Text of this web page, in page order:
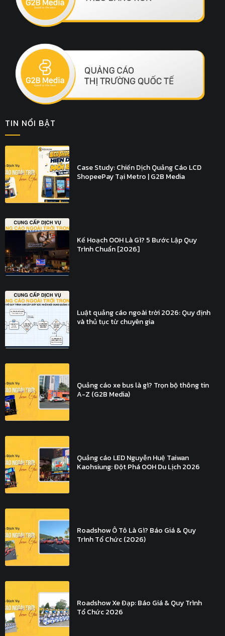
TIN NỔI BẬT
Case Study: Chiến Dịch Quảng Cáo LCD
ShopeePay Tại Metro | G2B Media
Kế Hoạch OOH Là Gì? 5 Bước Lập Quy
Trình Chuẩn [2026]
Luật quảng cáo ngoài trời 2026: Quy định
và thủ tục từ chuyên gia
Quảng cáo xe bus là gì? Trọn bộ thông tin
A-Z (G2B Media)
Quảng cáo LED Nguyễn Huệ Taiwan
Kaohsiung: Đột Phá OOH Du Lịch 2026
Roadshow Ô Tô Là Gì? Báo Giá & Quy
Trình Tổ Chức (2026)
Roadshow Xe Đạp: Báo Giá & Quy Trình
Tổ Chức 2026